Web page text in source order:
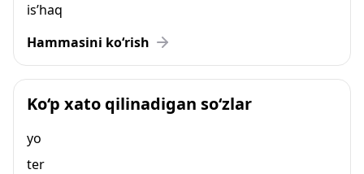
is’haq
Hammasini ko‘rish
Ko‘p xato qilinadigan so‘zlar
yo
ter